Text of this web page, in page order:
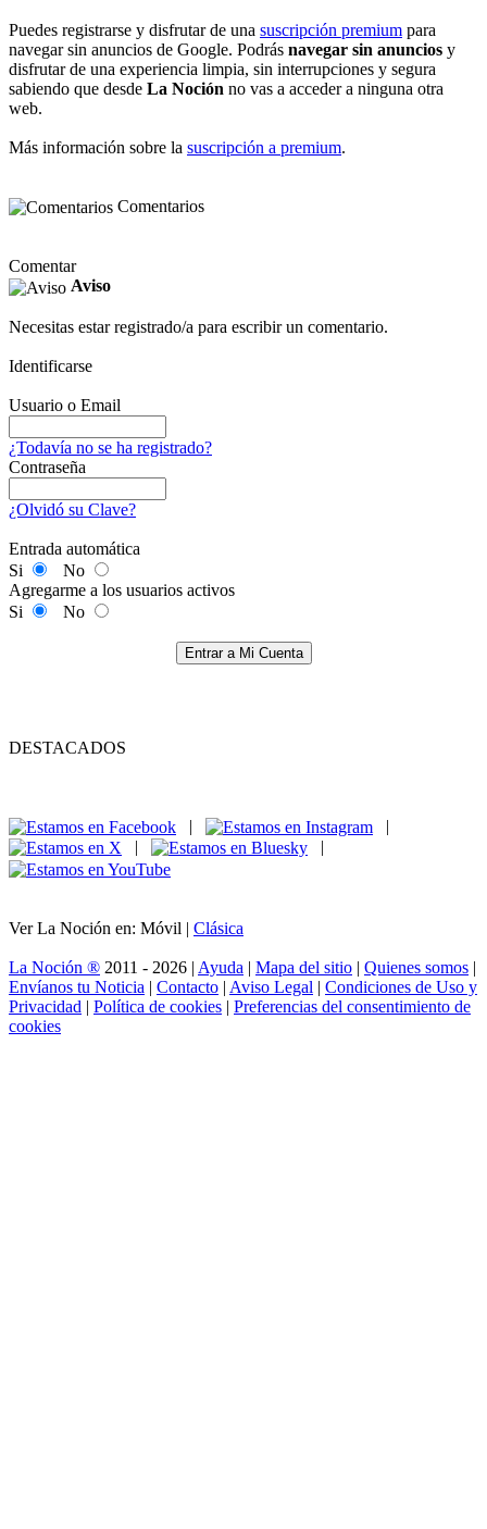
Puedes registrarse y disfrutar de una suscripción premium para
navegar sin anuncios de Google. Podrás navegar sin anuncios y
disfrutar de una experiencia limpia, sin interrupciones y segura
sabiendo que desde La Noción no vas a acceder a ninguna otra
web.
Más información sobre la suscripción a premium.
Comentarios
Comentar
Aviso
Necesitas estar registrado/a para escribir un comentario.
Identificarse
Usuario o Email
¿Todavía no se ha registrado?
Contraseña
¿Olvidó su Clave?
Entrada automática
Si
No
Agregarme a los usuarios activos
Si
No
Entrar a Mi Cuenta
DESTACADOS
|
|
|
|
Ver La Noción en: Móvil | Clásica
La Noción ® 2011 - 2026 | Ayuda | Mapa del sitio | Quienes somos |
Envíanos tu Noticia | Contacto | Aviso Legal | Condiciones de Uso y
Privacidad | Política de cookies | Preferencias del consentimiento de
cookies